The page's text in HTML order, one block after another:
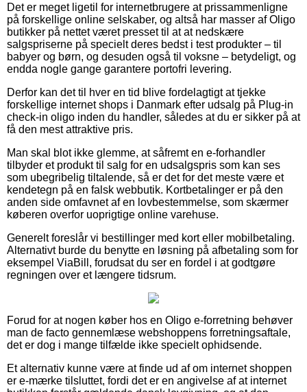
Det er meget ligetil for internetbrugere at prissammenligne
på forskellige online selskaber, og altså har masser af Oligo
butikker på nettet været presset til at at nedskære
salgspriserne på specielt deres bedst i test produkter – til
babyer og børn, og desuden også til voksne – betydeligt, og
endda nogle gange garantere portofri levering.
Derfor kan det til hver en tid blive fordelagtigt at tjekke
forskellige internet shops i Danmark efter udsalg på Plug-in
check-in oligo inden du handler, således at du er sikker på at
få den mest attraktive pris.
Man skal blot ikke glemme, at såfremt en e-forhandler
tilbyder et produkt til salg for en udsalgspris som kan ses
som ubegribelig tiltalende, så er det for det meste være et
kendetegn på en falsk webbutik. Kortbetalinger er på den
anden side omfavnet af en lovbestemmelse, som skærmer
køberen overfor uoprigtige online varehuse.
Generelt foreslår vi bestillinger med kort eller mobilbetaling.
Alternativt burde du benytte en løsning på afbetaling som for
eksempel ViaBill, forudsat du ser en fordel i at godtgøre
regningen over et længere tidsrum.
Forud for at nogen køber hos en Oligo e-forretning behøver
man de facto gennemlæse webshoppens forretningsaftale,
det er dog i mange tilfælde ikke specielt ophidsende.
Et alternativ kunne være at finde ud af om internet shoppen
er e-mærke tilsluttet, fordi det er en angivelse af at internet